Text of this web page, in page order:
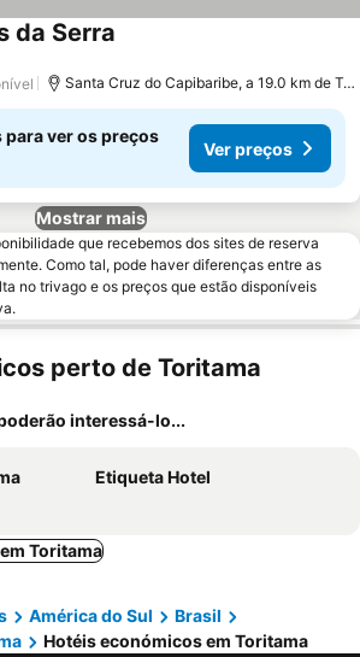
da Serra
Santa Cruz do Capibaribe, a 19.0 km de Toritama
para ver os preços
Ver preços
Mostrar mais
que recebemos dos sites de reserva
Como tal, pode haver diferenças entre as
no trivago e os preços que estão disponíveis
perto de Toritama
interessá-lo...
Etiqueta Hotel
Toritama
América do Sul
Brasil
Hotéis económicos em Toritama